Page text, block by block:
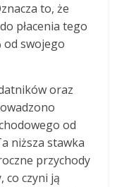
to, że
płacenia tego
od swojego
oraz
od
niższa stawka
przychody
co czyni ją